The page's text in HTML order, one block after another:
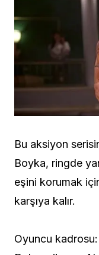
Bu aksiyon
Boyka, ringde
eşini korumak
karşıya kalır.
Oyuncu